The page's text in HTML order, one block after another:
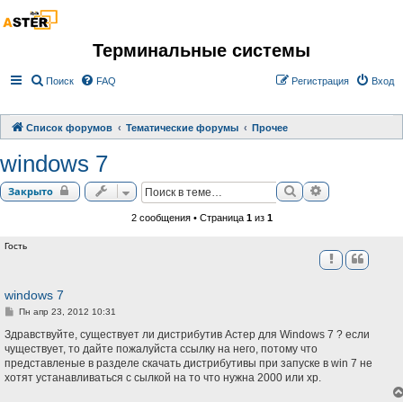
Терминальные системы
Поиск FAQ Вход
Регистрация
Список форумов Тематические форумы Прочее
windows 7
Закрыто ПоискРасширенный
2 сообщения • Страница 1из 1
Гость
windows 7
С
о
б
щ
е
н
Пн апр 23, 2012 10:31
Здравствуйте, существует ли дистрибутив Астер для Windows 7 ? если
чуществует, то дайте пожалуйста ссылку на него, потому что
представленые в разделе скачать дистрибутивы при запуске в win 7 не
хотят устанавливаться с сылкой на то что нужна 2000 или хр.